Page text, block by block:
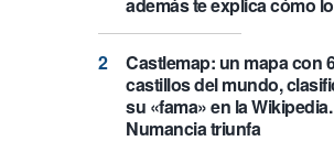
además te explica cómo
Castlemap: un mapa con
castillos del mundo,
su «fama» en la Wikipedia.
Numancia triunfa